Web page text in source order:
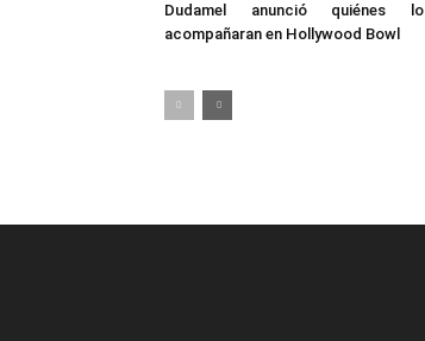
Dudamel anunció quiénes lo
acompañaran en Hollywood Bowl